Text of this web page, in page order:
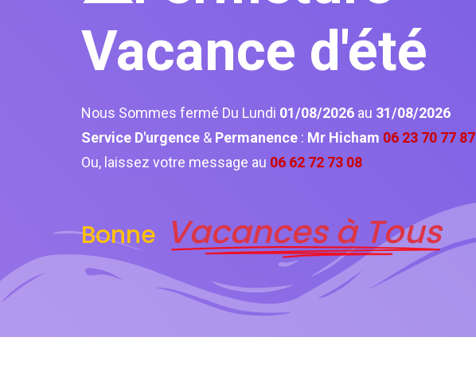
Vacance d'été
Nous Sommes fermé Du Lundi 01/08/2026 au 31/08/2026
Service D'urgence & Permanence : Mr Hicham 06 23 70 77 87
Ou, laissez votre message au 06 62 72 73 08
Bonne Vacances à Tous